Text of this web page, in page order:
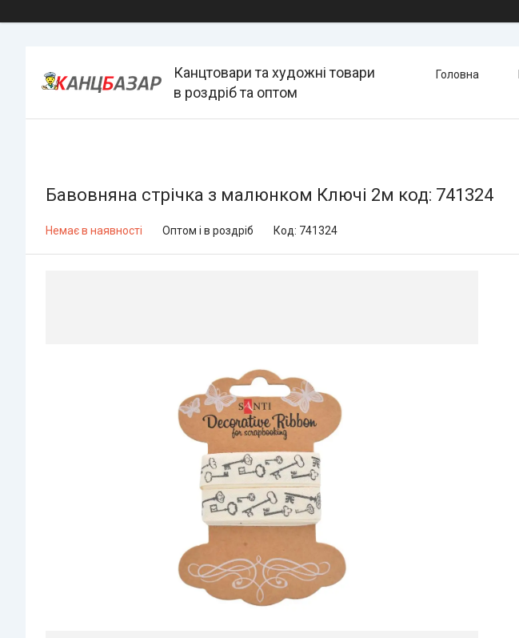
Канцтовари та художні товари
в роздріб та оптом
Головна
Бавовняна стрічка з малюнком Ключі 2м код: 741324
Немає в наявності Оптом і в роздріб Код: 741324